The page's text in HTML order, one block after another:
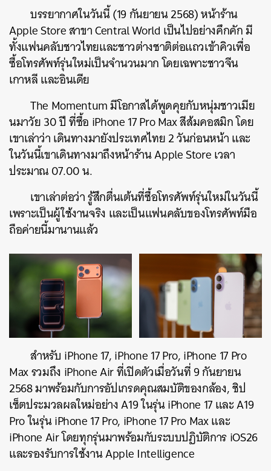
บรรยากาศในวันนี้ (19 กันยายน 2568) หน้าร้าน
Apple Store สาขา Central World เป็นไปอย่างคึกคัก มี
ทั้งแฟนคลับชาวไทยและชาวต่างชาติต่อแถวเข้าคิวเพื่อ
ซื้อโทรศัพท์รุ่นใหม่เป็นจำนวนมาก โดยเฉพาะชาวจีน
เกาหลี และอินเดีย
The Momentum มีโอกาสได้พูดคุยกับหนุ่มชาวเมีย
นมาวัย 30 ปี ที่ซื้อ iPhone 17 Pro Max สีส้มคอสมิก โดย
เขาเล่าว่า เดินทางมายังประเทศไทย 2 วันก่อนหน้า และ
ในวันนี้เขาเดินทางมาถึงหน้าร้าน Apple Store เวลา
ประมาณ 07.00 น.
เขาเล่าต่อว่า รู้สึกตื่นเต้นที่ซื้อโทรศัพท์รุ่นใหม่ในวันนี้
เพราะเป็นผู้ใช้งานจริง และเป็นแฟนคลับของโทรศัพท์มือ
ถือค่ายนี้มานานแล้ว
สำหรับ iPhone 17, iPhone 17 Pro, iPhone 17 Pro
Max รวมถึง iPhone Air ที่เปิดตัวเมื่อวันที่ 9 กันยายน
2568 มาพร้อมกับการอัปเกรดคุณสมบัติของกล้อง, ชิป
เซ็ตประมวลผลใหม่อย่าง A19 ในรุ่น iPhone 17 และ A19
Pro ในรุ่น iPhone 17 Pro, iPhone 17 Pro Max และ
iPhone Air โดยทุกรุ่นมาพร้อมกับระบบปฏิบัติการ iOS26
และรองรับการใช้งาน Apple Intelligence